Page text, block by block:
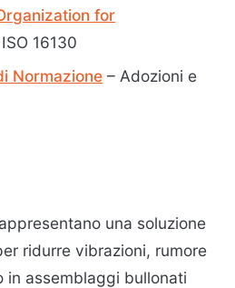
for
16130
Normazione – Adozioni e
una soluzione
ridurre vibrazioni, rumore
in assemblaggi bullonati